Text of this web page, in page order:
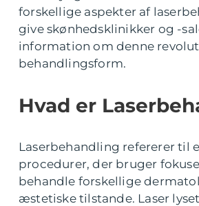
forskellige aspekter af
give skønhedsklinikker og -
information om denne
behandlingsform.
Hvad er
Laserbehandling refererer til
procedurer, der bruger
behandle forskellige
æstetiske tilstande. Laser